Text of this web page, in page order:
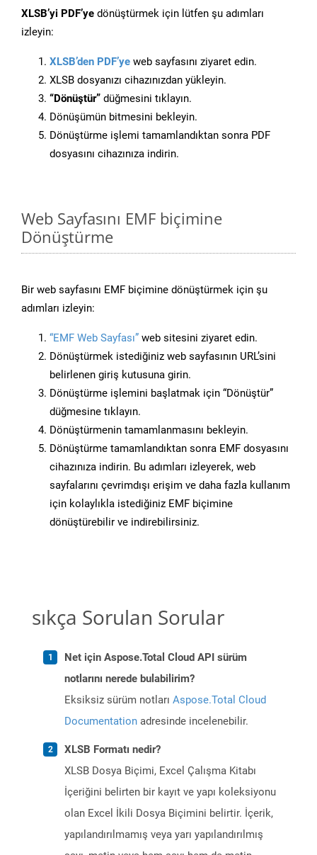
XLSB’yi PDF’ye dönüştürmek için lütfen şu adımları
izleyin:
XLSB’den PDF’ye web sayfasını ziyaret edin.
XLSB dosyanızı cihazınızdan yükleyin.
“Dönüştür” düğmesini tıklayın.
Dönüşümün bitmesini bekleyin.
Dönüştürme işlemi tamamlandıktan sonra PDF
dosyasını cihazınıza indirin.
Web Sayfasını EMF biçimine
Dönüştürme
Bir web sayfasını EMF biçimine dönüştürmek için şu
adımları izleyin:
“EMF Web Sayfası” web sitesini ziyaret edin.
Dönüştürmek istediğiniz web sayfasının URL’sini
belirlenen giriş kutusuna girin.
Dönüştürme işlemini başlatmak için “Dönüştür”
düğmesine tıklayın.
Dönüştürmenin tamamlanmasını bekleyin.
Dönüştürme tamamlandıktan sonra EMF dosyasını
cihazınıza indirin. Bu adımları izleyerek, web
sayfalarını çevrimdışı erişim ve daha fazla kullanım
için kolaylıkla istediğiniz EMF biçimine
dönüştürebilir ve indirebilirsiniz.
sıkça Sorulan Sorular
Net için Aspose.Total Cloud API sürüm
notlarını nerede bulabilirim?
Eksiksiz sürüm notları Aspose.Total Cloud
Documentation adresinde incelenebilir.
XLSB Formatı nedir?
XLSB Dosya Biçimi, Excel Çalışma Kitabı
İçeriğini belirten bir kayıt ve yapı koleksiyonu
olan Excel İkili Dosya Biçimini belirtir. İçerik,
yapılandırılmamış veya yarı yapılandırılmış